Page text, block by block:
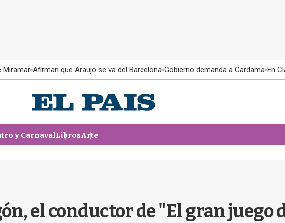
Miramar Afirman que Araujo se va del Barcelona Gobierno demanda a Cardama En
y CarnavalLibrosArte
el conductor de "El gran juego